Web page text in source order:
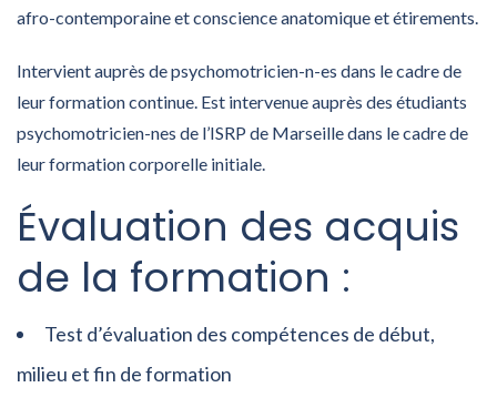
afro-contemporaine et conscience anatomique et étirements.
Intervient auprès de psychomotricien-n-es dans le cadre de
leur formation continue. Est intervenue auprès des étudiants
psychomotricien-nes de l’ISRP de Marseille dans le cadre de
leur formation corporelle initiale.
Évaluation des acquis
de la formation :
Test d’évaluation des compétences de début,
milieu et fin de formation